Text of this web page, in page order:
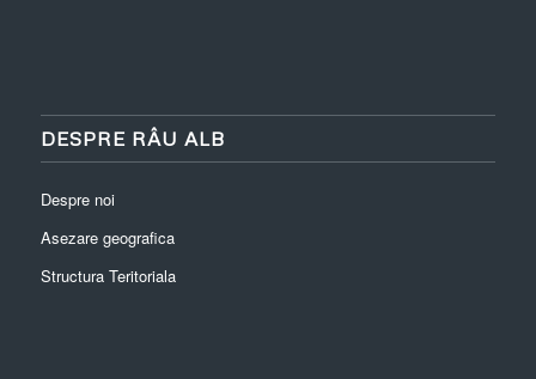
DESPRE RÂU ALB
Despre noi
Asezare geografica
Structura Teritoriala